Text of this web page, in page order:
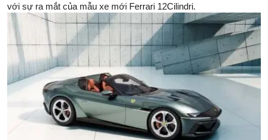
với sự ra mắt của mẫu xe mới Ferrari 12Cilindri.